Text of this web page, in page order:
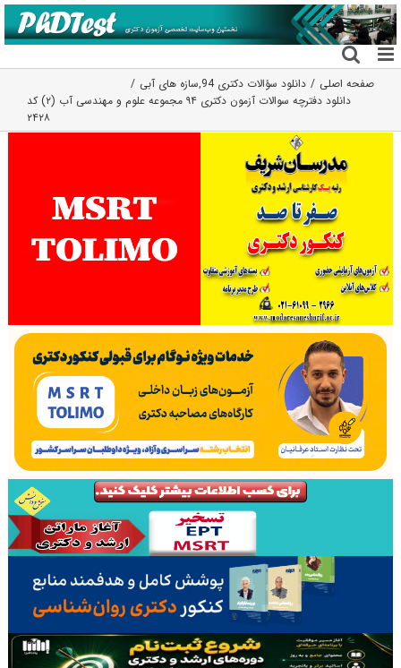
رفتن
به
محتوا
صفحه اصلی دانلود سؤالات دکتری 94 ,سازه های آبی
دانلود دفترچه سوالات آزمون دکتری ۹۴ مجموعه علوم و مهندسی آب (۲) کد
۲۴۲۸